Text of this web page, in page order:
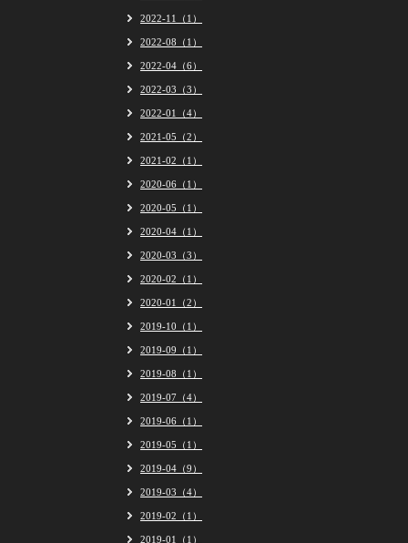
2022-11（1）
2022-08（1）
2022-04（6）
2022-03（3）
2022-01（4）
2021-05（2）
2021-02（1）
2020-06（1）
2020-05（1）
2020-04（1）
2020-03（3）
2020-02（1）
2020-01（2）
2019-10（1）
2019-09（1）
2019-08（1）
2019-07（4）
2019-06（1）
2019-05（1）
2019-04（9）
2019-03（4）
2019-02（1）
2019-01（1）